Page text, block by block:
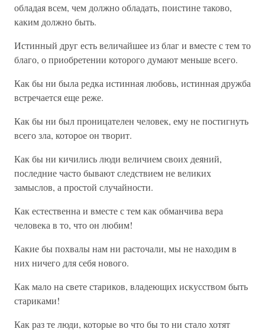
обладая всем, чем должно обладать, поистине таково,
каким должно быть.
Истинный друг есть величайшее из благ и вместе с тем то
благо, о приобретении которого думают меньше всего.
Как бы ни была редка истинная любовь, истинная дружба
встречается еще реже.
Как бы ни был проницателен человек, ему не постигнуть
всего зла, которое он творит.
Как бы ни кичились люди величием своих деяний,
последние часто бывают следствием не великих
замыслов, а простой случайности.
Как естественна и вместе с тем как обманчива вера
человека в то, что он любим!
Какие бы похвалы нам ни расточали, мы не находим в
них ничего для себя нового.
Как мало на свете стариков, владеющих искусством быть
стариками!
Как раз те люди, которые во что бы то ни стало хотят